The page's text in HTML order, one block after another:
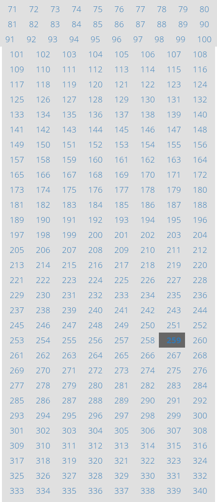
71
72 73 74 75 76 77 78 79
80
81
82 83 84 85 86 87 88 89
90
91
92 93 94 95 96 97 98 99
100
101
102 103 104 105 106 107
108
109
110 111 112 113 114 115
116
117
118 119 120 121 122 123
124
125
126 127 128 129 130 131
132
133
134 135 136 137 138 139
140
141
142 143 144 145 146 147
148
149
150 151 152 153 154 155
156
157
158 159 160 161 162 163
164
165
166 167 168 169 170 171
172
173
174 175 176 177 178 179
180
181
182 183 184 185 186 187
188
189
190 191 192 193 194 195
196
197
198 199 200 201 202 203
204
205
206 207 208 209 210 211
212
213
214 215 216 217 218 219
220
221
222 223 224 225 226 227
228
229
230 231 232 233 234 235
236
237
238 239 240 241 242 243
244
245
246 247 248 249 250 251
252
253
254 255 256 257 258 259
260
261
262 263 264 265 266 267
268
269
270 271 272 273 274 275
276
277
278 279 280 281 282 283
284
285
286 287 288 289 290 291
292
293
294 295 296 297 298 299
300
301
302 303 304 305 306 307
308
309
310 311 312 313 314 315
316
317
318 319 320 321 322 323
324
325
326 327 328 329 330 331
332
333
334 335 336 337 338 339
340